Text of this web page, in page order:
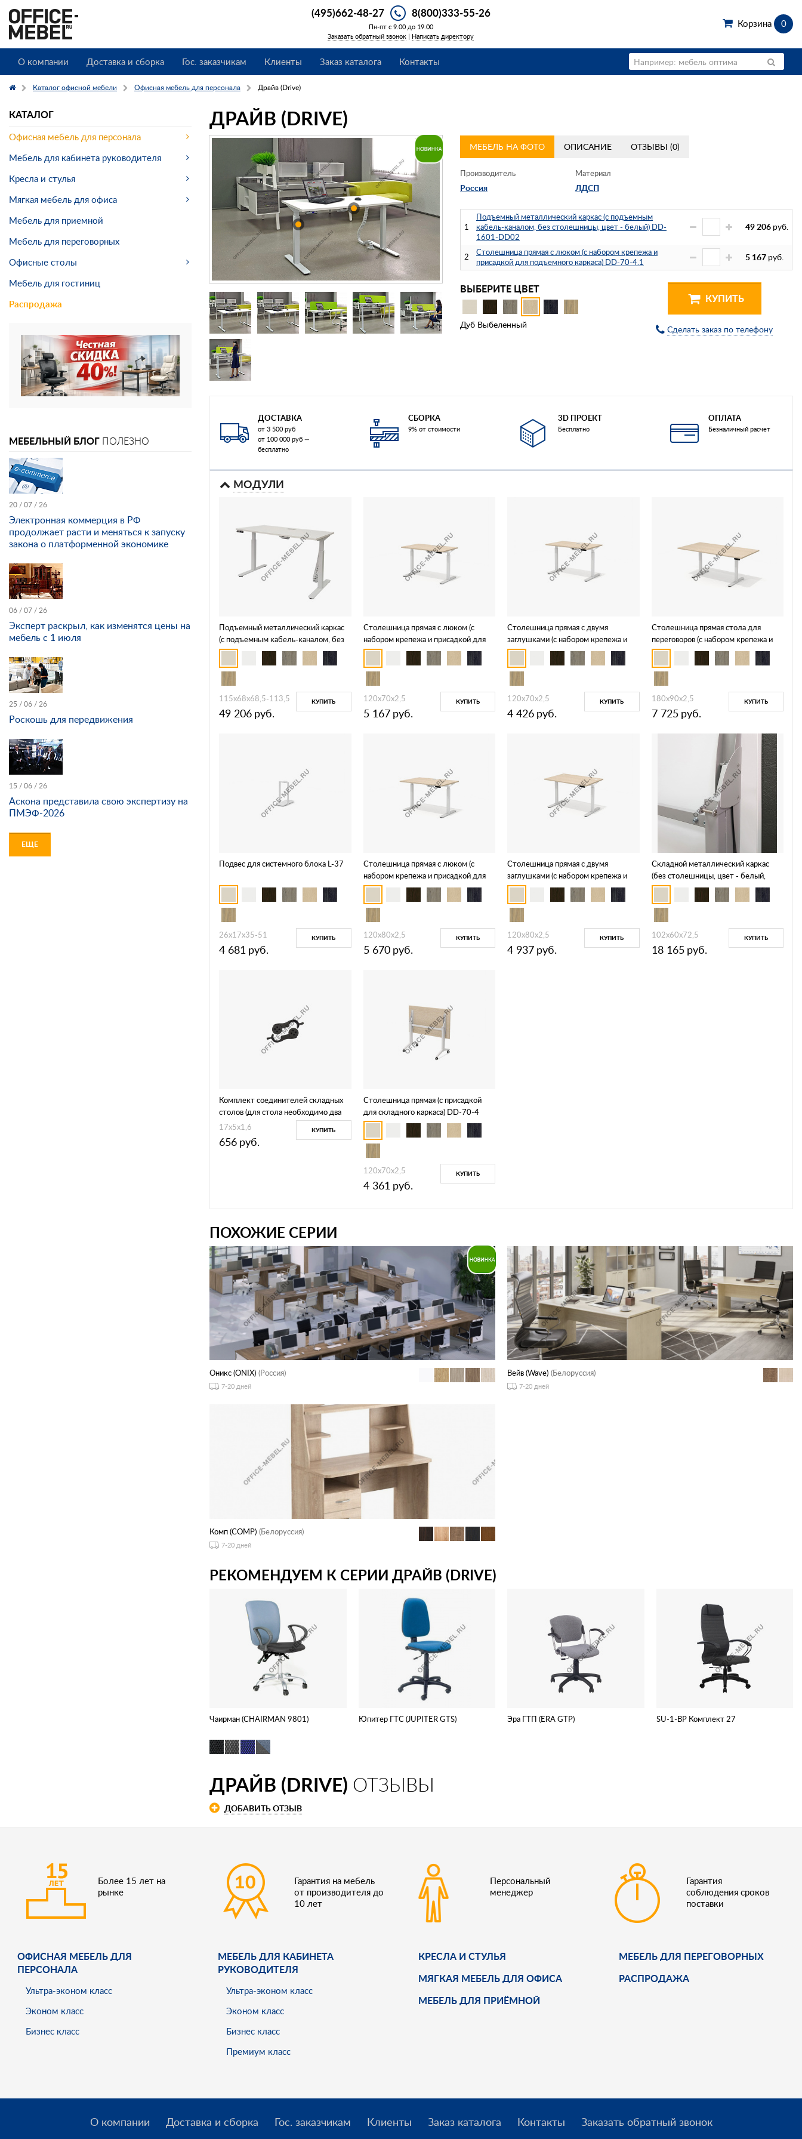
(495)662-48-27 8(800)333-55-26
Пн-пт с 9.00 до 19.00
Заказать обратный звонок | Написать директору
Корзина 0
О компании Доставка и сборка Гос. заказчикам Клиенты Заказ каталога Контакты
Каталог офисной мебели Офисная мебель для персонала Драйв (Drive)
ДРАЙВ (DRIVE)
МЕБЕЛЬ НА ФОТО ОПИСАНИЕ ОТЗЫВЫ (0)
Производитель
Россия
Материал
ЛДСП
1
Подъемный металлический каркас (с подъемным
кабель-каналом, без столешницы, цвет - белый) DD-
1601-DD02
49 206 руб.
2
Столешница прямая с люком (с набором крепежа и
присадкой для подъемного каркаса) DD-70-4.1
5 167 руб.
ВЫБЕРИТЕ ЦВЕТ
Дуб Выбеленный
КУПИТЬ
Сделать заказ по телефону
ДОСТАВКА
от 3 500 руб
от 100 000 руб —
бесплатно
СБОРКА
9% от стоимости
3D ПРОЕКТ
Бесплатно
ОПЛАТА
Безналичный расчет
МОДУЛИ
Подъемный металлический каркас
(с подъемным кабель-каналом, без
столешницы, цвет - белый) DD-
1601-DD02
115х68х68,5-113,5
49 206 руб.
КУПИТЬ
Столешница прямая с люком (с
набором крепежа и присадкой для
подъемного каркаса) DD-70-4.1
120х70х2,5
5 167 руб.
КУПИТЬ
Столешница прямая с двумя
заглушками (с набором крепежа и
присадкой для подъемного каркаса)
DD-70-4.3
120х70х2,5
4 426 руб.
КУПИТЬ
Столешница прямая стола для
переговоров (с набором крепежа и
присадкой для подъемного каркаса)
DD-90-1
180х90х2,5
7 725 руб.
КУПИТЬ
Подвес для системного блока L-37
26х17х35-51
4 681 руб.
КУПИТЬ
Столешница прямая с люком (с
набором крепежа и присадкой для
подъемного каркаса) DD-80-4.1
120х80х2,5
5 670 руб.
КУПИТЬ
Столешница прямая с двумя
заглушками (с набором крепежа и
присадкой для подъемного каркаса)
DD-80-4.3
120х80х2,5
4 937 руб.
КУПИТЬ
Складной металлический каркас
(без столешницы, цвет - белый,
серый, антрацит, черный) DC-1202
102х60х72,5
18 165 руб.
КУПИТЬ
Комплект соединителей складных
столов (для стола необходимо два
комплекта, цвет - черный) DD-1
17х5х1,6
656 руб.
КУПИТЬ
Столешница прямая (с присадкой
для складного каркаса) DD-70-4
120х70х2,5
4 361 руб.
КУПИТЬ
ПОХОЖИЕ СЕРИИ
Оникс (ONIX) (Россия)
7-20 дней
Вейв (Wave) (Белоруссия)
7-20 дней
Комп (COMP) (Белоруссия)
7-20 дней
РЕКОМЕНДУЕМ К СЕРИИ ДРАЙВ (DRIVE)
Чаирман (CHAIRMAN 9801) Юпитер ГТС (JUPITER GTS) Эра ГТП (ERA GTP) SU-1-BP Комплект 27
ДРАЙВ (DRIVE) ОТЗЫВЫ
ДОБАВИТЬ ОТЗЫВ
КАТАЛОГ
Офисная мебель для персонала
Мебель для кабинета руководителя
Кресла и стулья
Мягкая мебель для офиса
Мебель для приемной
Мебель для переговорных
Офисные столы
Мебель для гостиниц
Распродажа
МЕБЕЛЬНЫЙ БЛОГ ПОЛЕЗНО
20 / 07 / 26
Электронная коммерция в РФ
продолжает расти и меняться к запуску
закона о платформенной экономике
06 / 07 / 26
Эксперт раскрыл, как изменятся цены на
мебель с 1 июля
25 / 06 / 26
Роскошь для передвижения
15 / 06 / 26
Аскона представила свою экспертизу на
ПМЭФ-2026
ЕЩЕ
Более 15 лет на
рынке
Гарантия на мебель
от производителя до
10 лет
Персональный
менеджер
Гарантия
соблюдения сроков
поставки
ОФИСНАЯ МЕБЕЛЬ ДЛЯ
ПЕРСОНАЛА
Ультра-эконом класс
Эконом класс
Бизнес класс
МЕБЕЛЬ ДЛЯ КАБИНЕТА
РУКОВОДИТЕЛЯ
Ультра-эконом класс
Эконом класс
Бизнес класс
Премиум класс
КРЕСЛА И СТУЛЬЯ
МЯГКАЯ МЕБЕЛЬ ДЛЯ ОФИСА
МЕБЕЛЬ ДЛЯ ПРИЁМНОЙ
МЕБЕЛЬ ДЛЯ ПЕРЕГОВОРНЫХ
РАСПРОДАЖА
О компании Доставка и сборка Гос. заказчикам Клиенты Заказ каталога Контакты Заказать обратный звонок